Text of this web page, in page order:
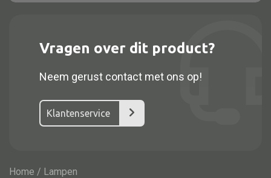
Alle kasten
Dressoir
Nachtkast
Vitrine
Vragen over dit product?
Neem gerust contact met ons op!
Klantenservice
Home / Lampen